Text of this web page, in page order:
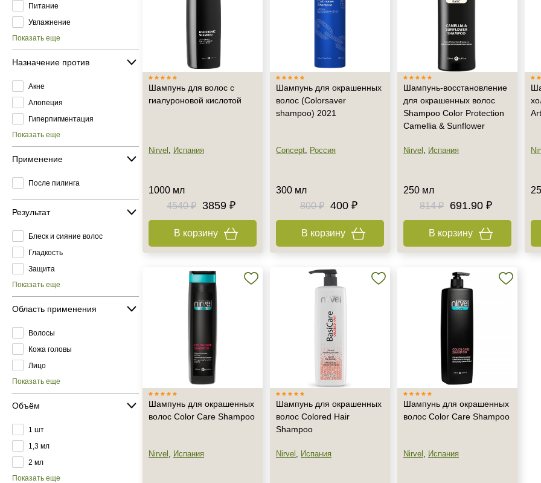
Питание
Увлажнение
Показать еще
Назначение против
Акне
Алопеция
Гиперпигментация
Показать еще
Применение
После пилинга
Результат
Блеск и сияние волос
Гладкость
Защита
Показать еще
Область применения
Волосы
Кожа головы
Лицо
Показать еще
Объём
1 шт
1,3 мл
2 мл
Показать еще
Шампунь для волос с
гиалуроновой кислотой
Nirvel , Испания
1000 мл
4540 ₽
3859 ₽
В корзину
Шампунь для окрашенных
волос (Сolorsaver
shampoo) 2021
Concept, Россия
300 мл
800 ₽
400 ₽
В корзину
Шампунь-восстановление
для окрашенных волос
Shampoo Color Protection
Camellia & Sunflower
Nirvel , Испания
250 мл
814 ₽
691.90 ₽
В корзину
Шампунь для окрашенных
волос Color Care Shampoo
Nirvel , Испания
Шампунь для окрашенных
волос Colored Hair
Shampoo
Nirvel , Испания
Шампунь для окрашенных
волос Color Care Shampoo
Nirvel , Испания
+7 (495) 640-58-89